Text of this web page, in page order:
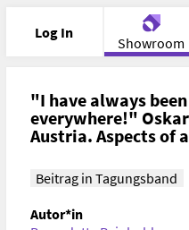
Log In
Showroom
Portfolio Image
Meet
"I have always
everywhere!"
Austria. Aspects of
Beitrag in Tagungsband
Autor*in